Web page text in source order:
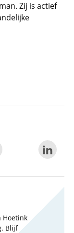
Zij is actief
Hoetink
Blijf